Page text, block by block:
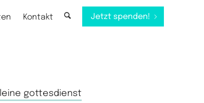
Kontakt Jetzt spenden!
gottesdienst